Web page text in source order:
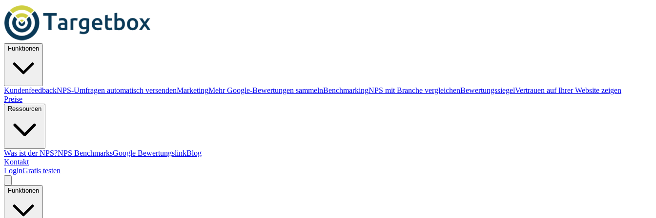
Funktionen
KundenfeedbackNPS-Umfragen automatisch versendenMarketingMehr Google-Bewertungen sammelnBenchmarkingNPS mit Branche vergleichenBewertungssiegelVertrauen auf Ihrer Website zeigen
Preise
Ressourcen
Was ist der NPS?NPS BenchmarksGoogle BewertungslinkBlog
Kontakt
LoginGratis testen
Funktionen